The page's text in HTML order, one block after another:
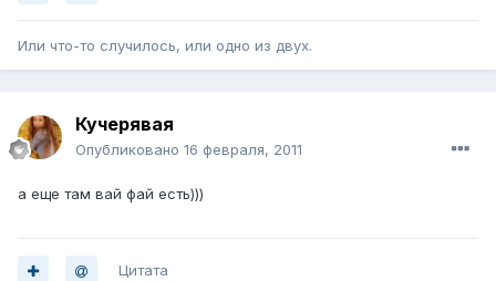
Или что-то случилось, или одно из двух.
Кучерявая
Опубликовано 16 февраля, 2011
а еще там вай фай есть)))
Цитата